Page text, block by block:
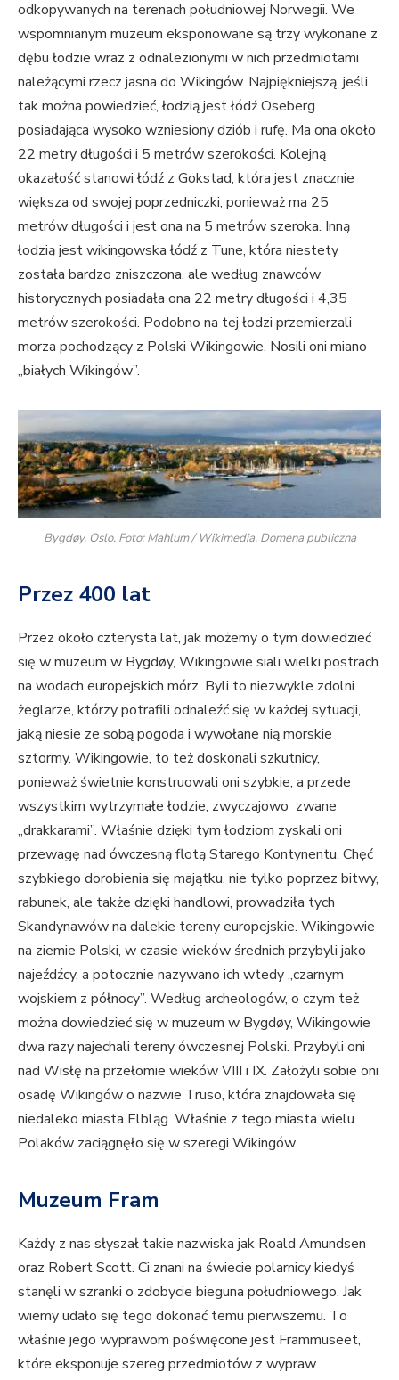
odkopywanych na terenach południowej Norwegii. We
wspomnianym muzeum eksponowane są trzy wykonane z
dębu łodzie wraz z odnalezionymi w nich przedmiotami
należącymi rzecz jasna do Wikingów. Najpiękniejszą, jeśli
tak można powiedzieć, łodzią jest łódź Oseberg
posiadająca wysoko wzniesiony dziób i rufę. Ma ona około
22 metry długości i 5 metrów szerokości. Kolejną
okazałość stanowi łódź z Gokstad, która jest znacznie
większa od swojej poprzedniczki, ponieważ ma 25
metrów długości i jest ona na 5 metrów szeroka. Inną
łodzią jest wikingowska łódź z Tune, która niestety
została bardzo zniszczona, ale według znawców
historycznych posiadała ona 22 metry długości i 4,35
metrów szerokości. Podobno na tej łodzi przemierzali
morza pochodzący z Polski Wikingowie. Nosili oni miano
„białych Wikingów”.
Bygdøy, Oslo. Foto: Mahlum / Wikimedia. Domena publiczna
Przez 400 lat
Przez około czterysta lat, jak możemy o tym dowiedzieć
się w muzeum w Bygdøy, Wikingowie siali wielki postrach
na wodach europejskich mórz. Byli to niezwykle zdolni
żeglarze, którzy potrafili odnaleźć się w każdej sytuacji,
jaką niesie ze sobą pogoda i wywołane nią morskie
sztormy. Wikingowie, to też doskonali szkutnicy,
ponieważ świetnie konstruowali oni szybkie, a przede
wszystkim wytrzymałe łodzie, zwyczajowo zwane
„drakkarami”. Właśnie dzięki tym łodziom zyskali oni
przewagę nad ówczesną flotą Starego Kontynentu. Chęć
szybkiego dorobienia się majątku, nie tylko poprzez bitwy,
rabunek, ale także dzięki handlowi, prowadziła tych
Skandynawów na dalekie tereny europejskie. Wikingowie
na ziemie Polski, w czasie wieków średnich przybyli jako
najeźdźcy, a potocznie nazywano ich wtedy „czarnym
wojskiem z północy”. Według archeologów, o czym też
można dowiedzieć się w muzeum w Bygdøy, Wikingowie
dwa razy najechali tereny ówczesnej Polski. Przybyli oni
nad Wisłę na przełomie wieków VIII i IX. Założyli sobie oni
osadę Wikingów o nazwie Truso, która znajdowała się
niedaleko miasta Elbląg. Właśnie z tego miasta wielu
Polaków zaciągnęło się w szeregi Wikingów.
Muzeum Fram
Każdy z nas słyszał takie nazwiska jak Roald Amundsen
oraz Robert Scott. Ci znani na świecie polarnicy kiedyś
stanęli w szranki o zdobycie bieguna południowego. Jak
wiemy udało się tego dokonać temu pierwszemu. To
właśnie jego wyprawom poświęcone jest Frammuseet,
które eksponuje szereg przedmiotów z wypraw